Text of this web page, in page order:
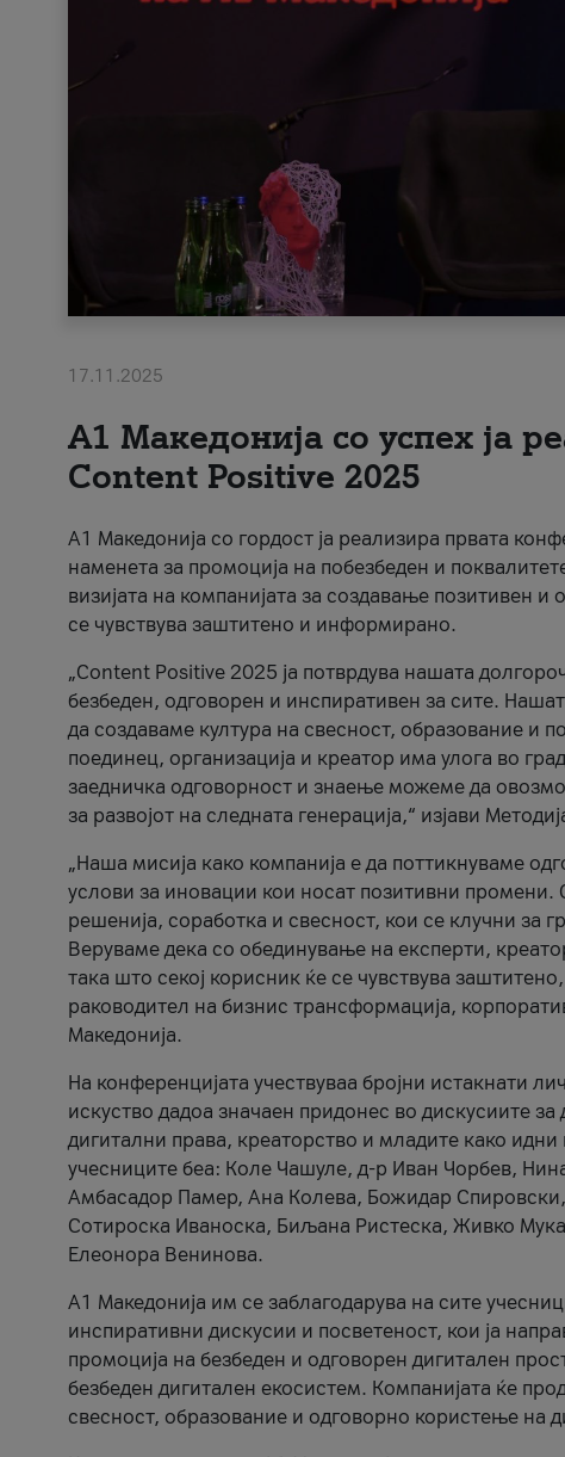
17.11.2025
А1 Македонија со успех ја
Content Positive 2025
А1 Македонија со гордост ја реализира првата
наменета за промоција на побезбеден и
визијата на компанијата за создавање позитивен
се чувствува заштитено и информирано.
„Content Positive 2025 ја потврдува нашата
безбеден, одговорен и инспиративен за сите.
да создаваме култура на свесност, образование и
поединец, организација и креатор има улога во
заедничка одговорност и знаење можеме да
за развојот на следната генерација,“ изјави
„Наша мисија како компанија е да поттикнуваме
услови за иновации кои носат позитивни
решенија, соработка и свесност, кои се клучни за
Веруваме дека со обединување на експерти,
така што секој корисник ќе се чувствува
раководител на бизнис трансформација,
Македонија.
На конференцијата учествуваа бројни истакнати
искуство дадоа значаен придонес во дискусиите
дигитални права, креаторство и младите како
учесниците беа: Коле Чашуле, д-р Иван Чорбев,
Амбасадор Памер, Ана Колева, Божидар
Сотироска Иваноска, Биљана Ристеска, Живко
Елеонора Венинова.
А1 Македонија им се заблагодарува на сите
инспиративни дискусии и посветеност, кои ја
промоција на безбеден и одговорен дигитален
безбеден дигитален екосистем. Компанијата ќе
свесност, образование и одговорно користење на